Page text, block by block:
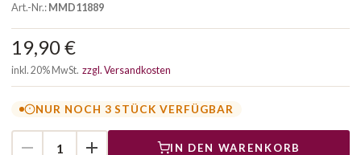
Art.-Nr.:MMD11889
19,90 €
inkl. 20% MwSt. zzgl. Versandkosten
NUR NOCH 3 STÜCK VERFÜGBAR
IN DEN WARENKORB